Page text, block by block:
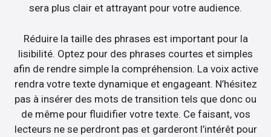
sera plus clair et attrayant pour votre audience.
Réduire la taille des phrases est important pour la
lisibilité. Optez pour des phrases courtes et simples
afin de rendre simple la compréhension. La voix active
rendra votre texte dynamique et engageant. N’hésitez
pas à insérer des mots de transition tels que donc ou
de même pour fluidifier votre texte. Ce faisant, vos
lecteurs ne se perdront pas et garderont l’intérêt pour